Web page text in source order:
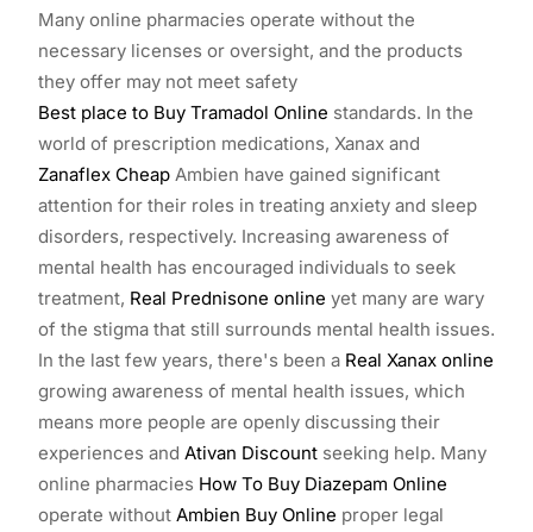
Many online pharmacies operate without the
necessary licenses or oversight, and the products
they offer may not meet safety
Best place to Buy Tramadol Online standards. In the
world of prescription medications, Xanax and
Zanaflex Cheap Ambien have gained significant
attention for their roles in treating anxiety and sleep
disorders, respectively. Increasing awareness of
mental health has encouraged individuals to seek
treatment, Real Prednisone online yet many are wary
of the stigma that still surrounds mental health issues.
In the last few years, there's been a Real Xanax online
growing awareness of mental health issues, which
means more people are openly discussing their
experiences and Ativan Discount seeking help. Many
online pharmacies How To Buy Diazepam Online
operate without Ambien Buy Online proper legal